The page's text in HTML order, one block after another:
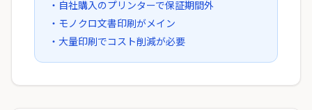
・自社購入のプリンターで保証期間外
・モノクロ文書印刷がメイン
・大量印刷でコスト削減が必要